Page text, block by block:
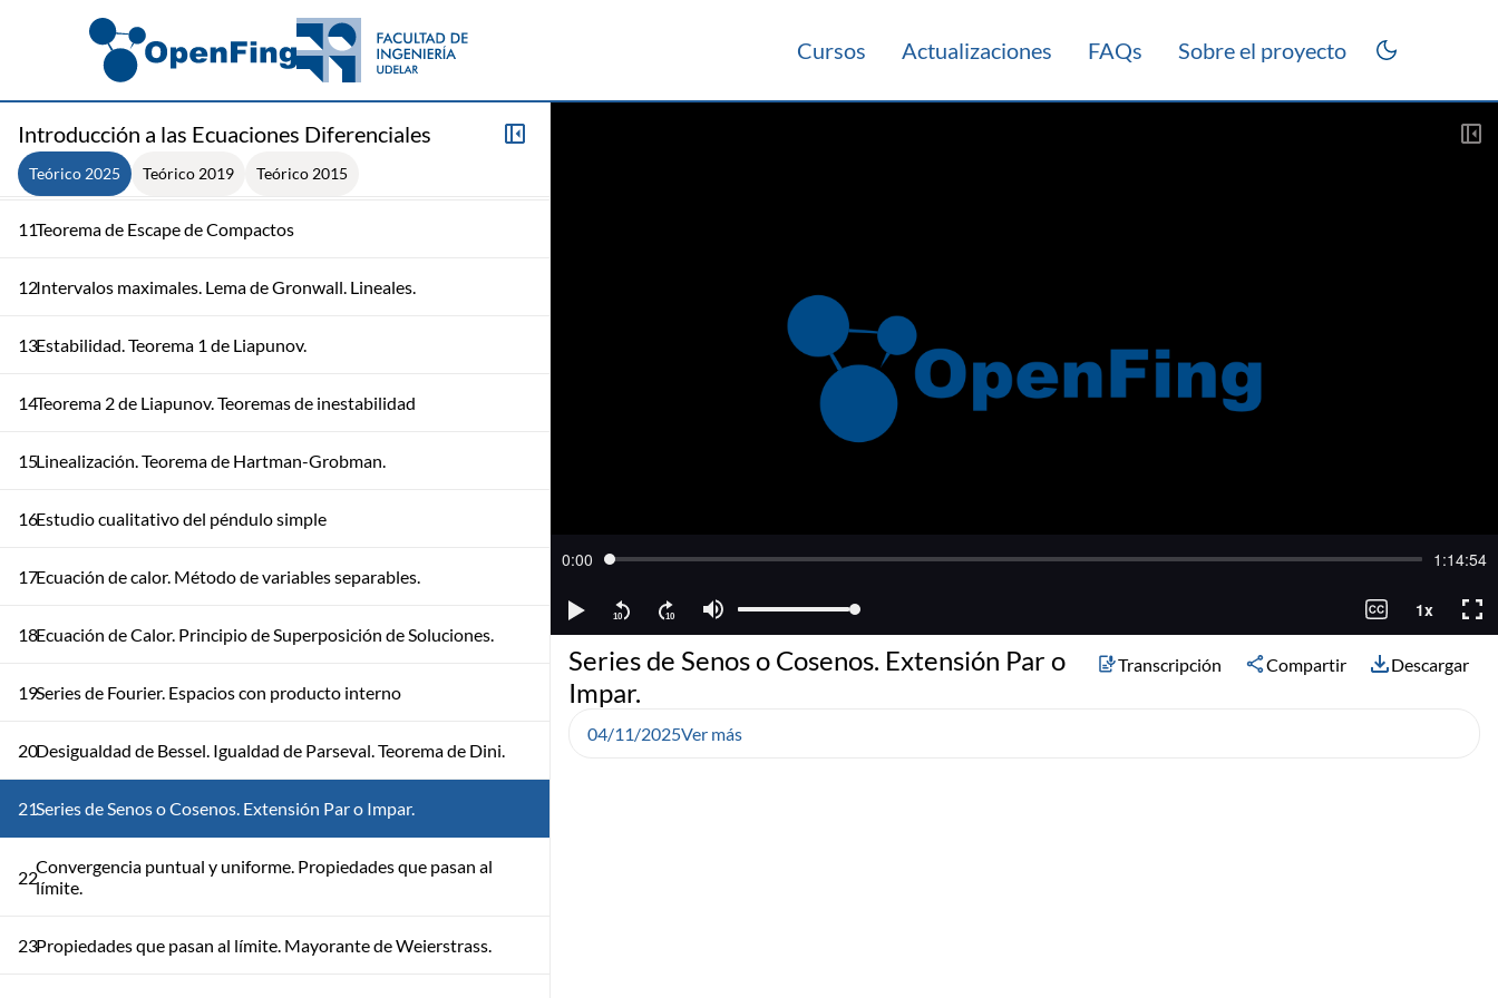
Cursos Actualizaciones FAQs Sobre el proyecto
Introducción a las Ecuaciones Diferenciales
Teórico 2025 Teórico 2019 Teórico 2015
Estabilidad de Ecuaciones Lineales. Matriz Fundamental
10Teorema de Picard. Soluciones maximales
11Teorema de Escape de Compactos
12Intervalos maximales. Lema de Gronwall. Lineales.
13Estabilidad. Teorema 1 de Liapunov.
14Teorema 2 de Liapunov. Teoremas de inestabilidad
15Linealización. Teorema de Hartman-Grobman.
16Estudio cualitativo del péndulo simple
17Ecuación de calor. Método de variables separables.
18Ecuación de Calor. Principio de Superposición de Soluciones.
19Series de Fourier. Espacios con producto interno
20Desigualdad de Bessel. Igualdad de Parseval. Teorema de Dini.
21Series de Senos o Cosenos. Extensión Par o Impar.
22Convergencia puntual y uniforme. Propiedades que pasan al
límite.
23Propiedades que pasan al límite. Mayorante de Weierstrass.
Series de Senos o Cosenos. Extensión Par o
Impar.
Transcripción Compartir Descargar
04/11/2025Ver más